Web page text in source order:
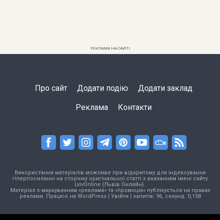
РЕКЛАМА НА САЙТІ
Про сайт Додати подію Додати заклад
Реклама Контакти
Використання матеріалів можливе при відкритому для індексування
гіперпосиланні на сторінку оригінальної статті з вказанням імені сайту
LvivOnline (Львів Онлайн).
Матеріал з маркуванням «реклама» та «промоція» публікується на правах
реклами. Працює на WordPress| Увійти | запитів: 96, секунд: 0,158